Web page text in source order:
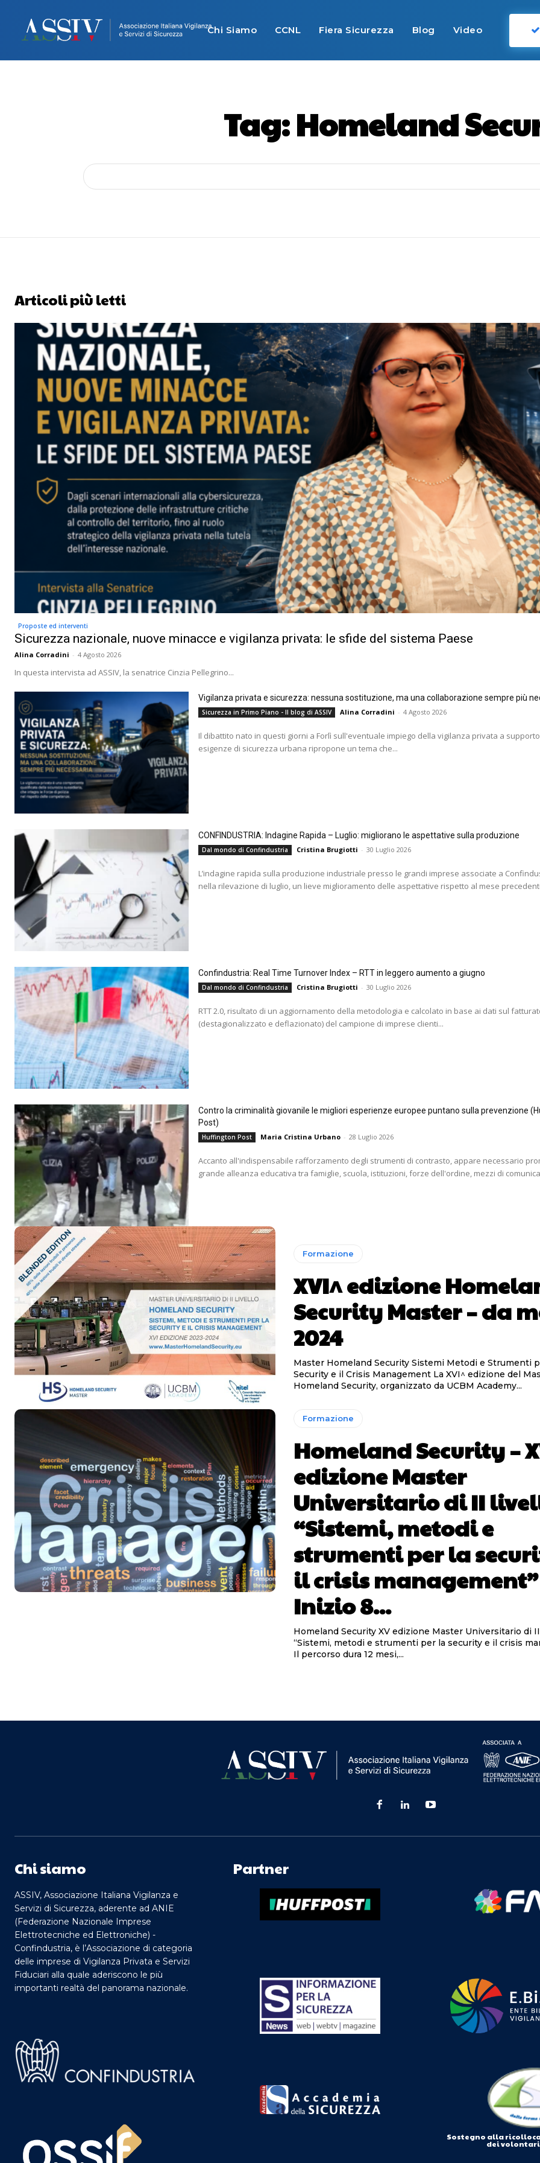
Chi Siamo CCNL Fiera Sicurezza Blog Video
Tag:Homeland
Articoli più letti
Proposte ed interventi
Sicurezza nazionale, nuove minacce e vigilanza privata: le sfide del sistema Paese
Alina Corradini - 4 Agosto 2026
In questa intervista ad ASSIV, la senatrice Cinzia Pellegrino...
Vigilanza privata e sicurezza: nessuna sostituzione, ma una collaborazione sempre più
Sicurezza in Primo Piano - Il blog di ASSIV Alina Corradini - 4 Agosto 2026
Il dibattito nato in questi giorni a Forlì sull'eventuale impiego della vigilanza privata a
esigenze di sicurezza urbana ripropone un tema che...
CONFINDUSTRIA: Indagine Rapida – Luglio: migliorano le aspettative sulla produzione
Dal mondo di Confindustria Cristina Brugiotti - 30 Luglio 2026
L’indagine rapida sulla produzione industriale presso le grandi imprese associate a
nella rilevazione di luglio, un lieve miglioramento delle aspettative rispetto al mese
Confindustria: Real Time Turnover Index – RTT in leggero aumento a giugno
Dal mondo di Confindustria Cristina Brugiotti - 30 Luglio 2026
RTT 2.0, risultato di un aggiornamento della metodologia e calcolato in base ai dati sul
(destagionalizzato e deflazionato) del campione di imprese clienti...
Contro la criminalità giovanile le migliori esperienze europee puntano sulla prevenzione
Post)
Huffington Post Maria Cristina Urbano - 28 Luglio 2026
Accanto all'indispensabile rafforzamento degli strumenti di contrasto, appare necessario
grande alleanza educativa tra famiglie, scuola, istituzioni, forze dell'ordine, mezzi di
Formazione
XVI^ edizione
Security Master – da
2024
Master Homeland Security Sistemi Metodi e Strumenti per la
Security e il Crisis Management La XVI^ edizione del Master
Homeland Security, organizzato da UCBM Academy...
Formazione
Homeland Security –
edizione Master
Universitario di II
“Sistemi, metodi e
strumenti per la
il crisis management”
Inizio 8...
Homeland Security XV edizione Master Universitario di II livello
“Sistemi, metodi e strumenti per la security e il crisis
Il percorso dura 12 mesi,...
Chi siamo
ASSIV, Associazione Italiana Vigilanza e
Servizi di Sicurezza, aderente ad ANIE
(Federazione Nazionale Imprese
Elettrotecniche ed Elettroniche) -
Confindustria, è l’Associazione di categoria
delle imprese di Vigilanza Privata e Servizi
Fiduciari alla quale aderiscono le più
importanti realtà del panorama nazionale.
Partner
Sostegno alla
dei